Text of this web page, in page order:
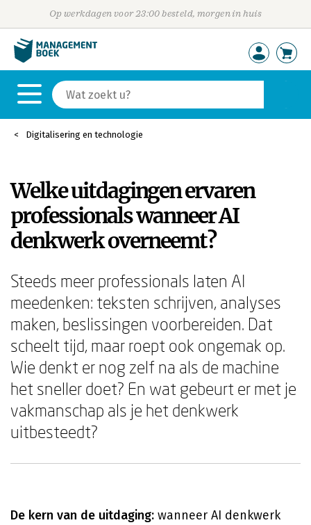
Op werkdagen voor 23:00 besteld, morgen in huis
Digitalisering en technologie
Welke uitdagingen ervaren
professionals wanneer AI
denkwerk overneemt?
Steeds meer professionals laten AI
meedenken: teksten schrijven, analyses
maken, beslissingen voorbereiden. Dat
scheelt tijd, maar roept ook ongemak op.
Wie denkt er nog zelf na als de machine
het sneller doet? En wat gebeurt er met je
vakmanschap als je het denkwerk
uitbesteedt?
De kern van de uitdaging: wanneer AI denkwerk